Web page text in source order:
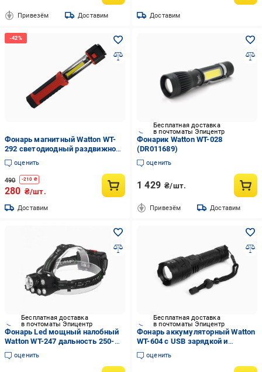
Привезём Доставим Доставим
Фонарь магнитный Watton WT-
292 светодиодный раздвижной
на батарейках
оценить
490 -210 ₴
280 ₴/шт.
Доставим
Бесплатная доставка
в почтоматы Эпицентр
Фонарик Watton WT-028
(DR011689)
оценить
1 429 ₴/шт.
Привезём Доставим
Бесплатная доставка
в почтоматы Эпицентр
Фонарь Led мощный налобный
Watton WT-247 дальность 250-
400 м
оценить
Бесплатная доставка
в почтоматы Эпицентр
Фонарь аккумуляторный Watton
WT-604 с USB зарядкой и
функцией Powerbank 3000 Лм
оценить